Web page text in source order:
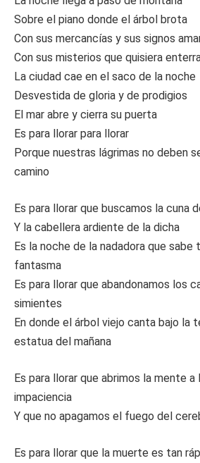
Sobre el piano donde el árbol brota
Con sus mercancías y sus signos
Con sus misterios que quisiera
La ciudad cae en el saco de la noche
Desvestida de gloria y de prodigios
El mar abre y cierra su puerta
Es para llorar para llorar
Porque nuestras lágrimas no deben
camino
Es para llorar que buscamos la cuna
Y la cabellera ardiente de la dicha
Es la noche de la nadadora que sabe
fantasma
Es para llorar que abandonamos los
simientes
En donde el árbol viejo canta bajo la
estatua del mañana
Es para llorar que abrimos la mente a
impaciencia
Y que no apagamos el fuego del
Es para llorar que la muerte es tan